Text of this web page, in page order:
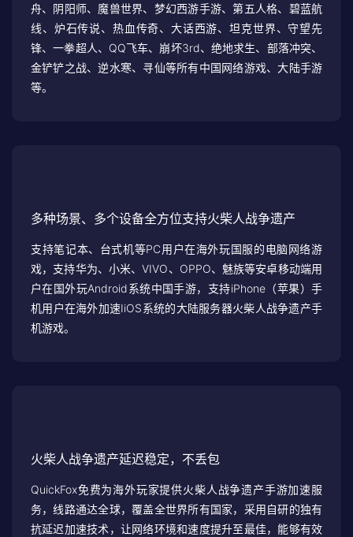
舟、阴阳师、魔兽世界、梦幻西游手游、第五人格、碧蓝航
线、炉石传说、热血传奇、大话西游、坦克世界、守望先
锋、一拳超人、QQ飞车、崩坏3rd、绝地求生、部落冲突、
金铲铲之战、逆水寒、寻仙等所有中国网络游戏、大陆手游
等。
多种场景、多个设备全方位支持火柴人战争遗产
支持笔记本、台式机等PC用户在海外玩国服的电脑网络游
戏，支持华为、小米、VIVO、OPPO、魅族等安卓移动端用
户在国外玩Android系统中国手游，支持iPhone（苹果）手
机用户在海外加速IiOS系统的大陆服务器火柴人战争遗产手
机游戏。
火柴人战争遗产延迟稳定，不丢包
QuickFox免费为海外玩家提供火柴人战争遗产手游加速服
务，线路通达全球，覆盖全世界所有国家，采用自研的独有
抗延迟加速技术，让网络环境和速度提升至最佳，能够有效